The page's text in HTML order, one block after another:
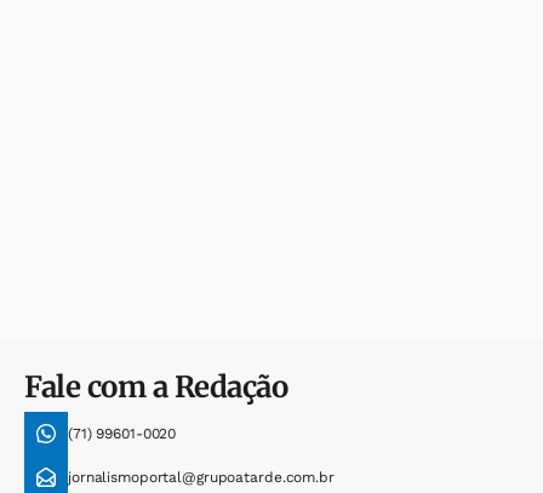
Fale com a Redação
(71) 99601-0020
jornalismoportal@grupoatarde.com.br